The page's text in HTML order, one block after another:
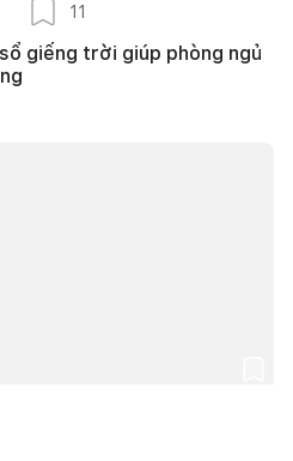
11
giếng trời giúp phòng ngủ